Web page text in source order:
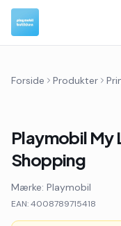
Forside Produkter
Playmobil My
Shopping
Mærke: Playmobil
EAN:4008789715418